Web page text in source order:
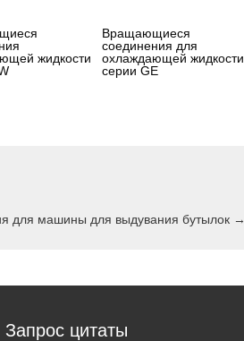
жидкости
Вращающиеся
соединения для
охлаждающей жидкости
серии GE
для машины для выдувания бутылок →
Запрос цитаты